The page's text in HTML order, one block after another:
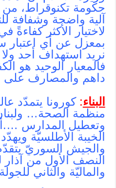
حكومة تكنوقراط، من
آلية واضحة وشفافة
لاختيار الأكثر كفاءةً
بمعزل عن أي اعتبار
نريد استهداف أحد
فالمعيار الوحيد هو
داهم والمصارف على
البناء: كورونا يتمدّد
منظمة الصحة…
وتعطيل المدارس
الخيبة الأطلسيّة
والجيش السوريّ
النصف الأول من آذار
والماليّة والثاني